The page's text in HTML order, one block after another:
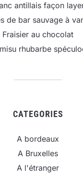
antillais façon
de bar sauvage à
Fraisier au chocolat
rhubarbe
CATEGORIES
A bordeaux
A Bruxelles
A l'étranger